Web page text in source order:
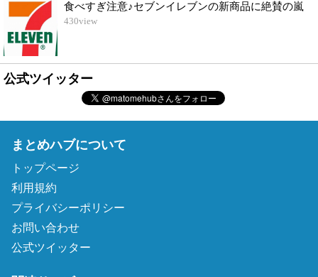
食べすぎ注意♪セブンイレブンの新商品に絶賛の嵐
430view
公式ツイッター
まとめハブについて
トップページ
利用規約
プライバシーポリシー
お問い合わせ
公式ツイッター